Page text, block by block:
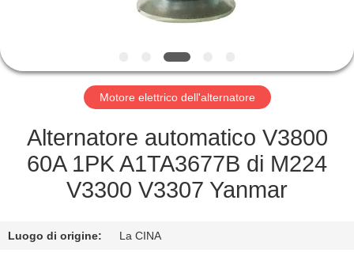
DELLA
FABBRICA
CONTROLLO
QUALITÀ
CONTATTICI
Motore elettrico dell'alternatore
Alternatore automatico V3800
60A 1PK A1TA3677B di M224
V3300 V3307 Yanmar
Luogo di origine: La CINA